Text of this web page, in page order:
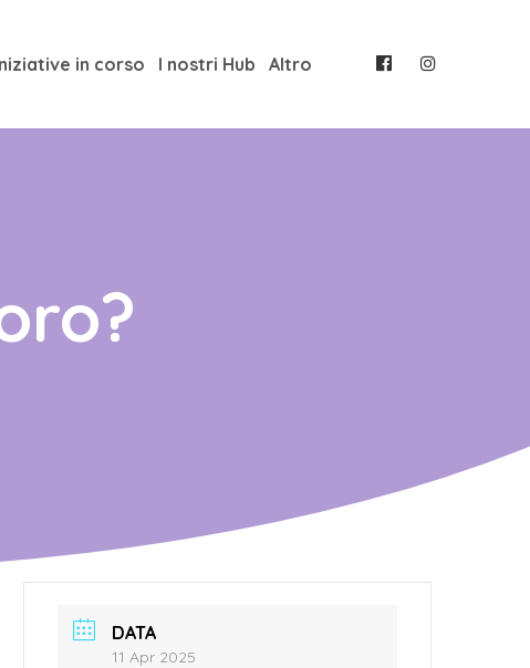
in corso I nostri Hub Altro
DATA
11 Apr 2025